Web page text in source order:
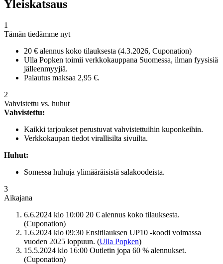
Yleiskatsaus
1
Tämän tiedämme nyt
20 € alennus koko tilauksesta (4.3.2026, Cuponation)
Ulla Popken toimii verkkokauppana Suomessa, ilman fyysisiä
jälleenmyyjiä.
Palautus maksaa 2,95 €.
2
Vahvistettu vs. huhut
Vahvistettu:
Kaikki tarjoukset perustuvat vahvistettuihin kuponkeihin.
Verkkokaupan tiedot virallisilta sivuilta.
Huhut:
Somessa huhuja ylimääräisistä salakoodeista.
3
Aikajana
6.6.2024 klo 10:00 20 € alennus koko tilauksesta.
(Cuponation)
1.6.2024 klo 09:30 Ensitilauksen UP10 -koodi voimassa
vuoden 2025 loppuun. (Ulla Popken)
15.5.2024 klo 16:00 Outletin jopa 60 % alennukset.
(Cuponation)